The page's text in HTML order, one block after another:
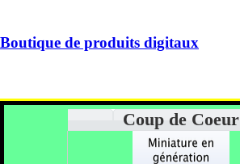
Boutique de produits digitaux
Coup de Coeur